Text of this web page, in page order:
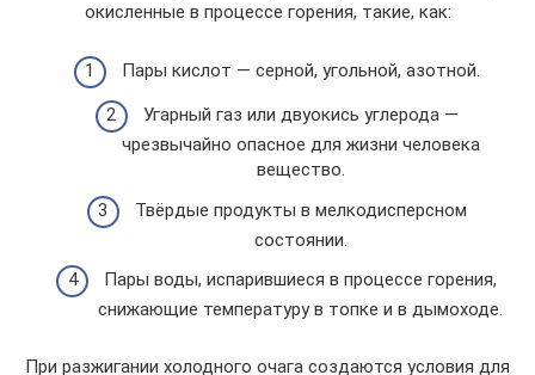
окисленные в процессе горения, такие, как:
Пары кислот — серной, угольной, азотной.
Угарный газ или двуокись углерода —
чрезвычайно опасное для жизни человека
вещество.
Твёрдые продукты в мелкодисперсном
состоянии.
Пары воды, испарившиеся в процессе горения,
снижающие температуру в топке и в дымоходе.
При разжигании холодного очага создаются условия для